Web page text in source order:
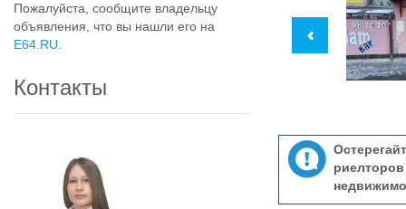
Пожалуйста, сообщите владельцу
объявления, что вы нашли его на
E64.RU
Контакты